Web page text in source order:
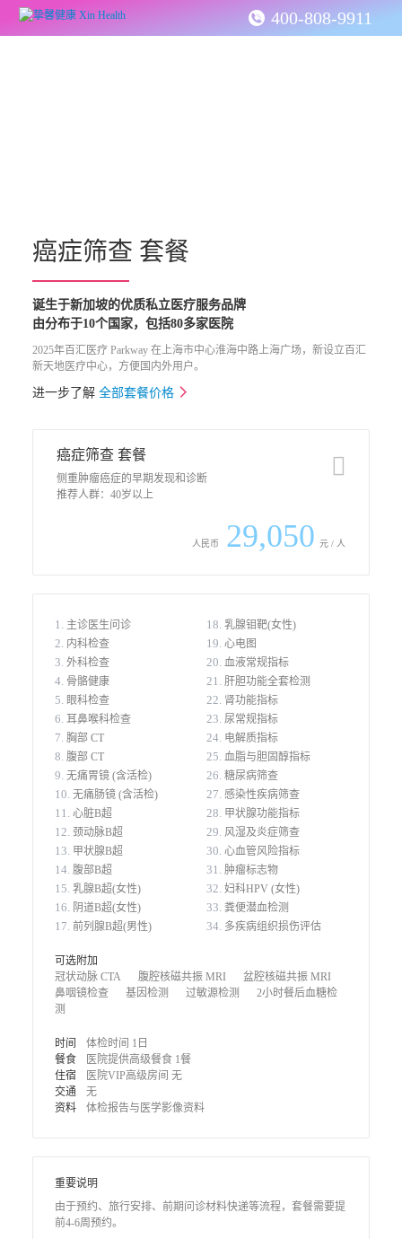
400-808-9911
癌症筛查 套餐
诞生于新加坡的优质私立医疗服务品牌
由分布于10个国家，包括80多家医院
2025年百汇医疗 Parkway 在上海市中心淮海中路上海广场，新设立百汇
新天地医疗中心，方便国内外用户。
进一步了解 全部套餐价格
癌症筛查 套餐
侧重肿瘤癌症的早期发现和诊断
推荐人群：40岁以上
人民币 29,050 元 / 人
􀉹
1. 主诊医生问诊
2. 内科检查
3. 外科检查
4. 骨骼健康
5. 眼科检查
6. 耳鼻喉科检查
7. 胸部 CT
8. 腹部 CT
9. 无痛胃镜 (含活检)
10. 无痛肠镜 (含活检)
11. 心脏B超
12. 颈动脉B超
13. 甲状腺B超
14. 腹部B超
15. 乳腺B超(女性)
16. 阴道B超(女性)
17. 前列腺B超(男性)
18. 乳腺钼靶(女性)
19. 心电图
20. 血液常规指标
21. 肝胆功能全套检测
22. 肾功能指标
23. 尿常规指标
24. 电解质指标
25. 血脂与胆固醇指标
26. 糖尿病筛查
27. 感染性疾病筛查
28. 甲状腺功能指标
29. 风湿及炎症筛查
30. 心血管风险指标
31. 肿瘤标志物
32. 妇科HPV (女性)
33. 粪便潜血检测
34. 多疾病组织损伤评估
可选附加
冠状动脉 CTA
腹腔核磁共振 MRI
盆腔核磁共振 MRI
鼻咽镜检查
基因检测 过敏源检测
2小时餐后血糖检
测
时间
体检时间 1日
餐食
医院提供高级餐食 1餐
住宿
医院VIP高级房间 无
交通
无
资料
体检报告与医学影像资料
重要说明
由于预约、旅行安排、前期问诊材料快递等流程，套餐需要提
前4-6周预约。